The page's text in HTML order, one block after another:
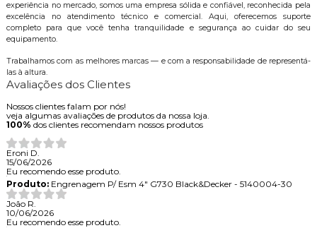
experiência no mercado, somos uma empresa sólida e confiável, reconhecida pela
excelência no atendimento técnico e comercial. Aqui, oferecemos suporte
completo para que você tenha tranquilidade e segurança ao cuidar do seu
equipamento.
Trabalhamos com as melhores marcas — e com a responsabilidade de representá-
las à altura.
Avaliações dos Clientes
Nossos clientes falam por nós!
veja algumas avaliações de produtos da nossa loja.
100% dos clientes recomendam nossos produtos
Eroni D.
15/06/2026
Eu recomendo esse produto.
Produto:Engrenagem P/ Esm 4" G730 Black&Decker - 5140004-30
João R.
10/06/2026
Eu recomendo esse produto.